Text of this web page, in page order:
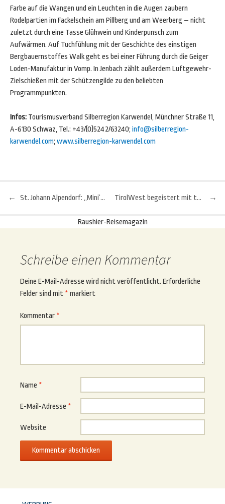
Farbe auf die Wangen und ein Leuchten in die Augen zaubern
Rodelpartien im Fackelschein am Pillberg und am Weerberg – nicht
zuletzt durch eine Tasse Glühwein und Kinderpunsch zum
Aufwärmen. Auf Tuchfühlung mit der Geschichte des einstigen
Bergbauernstoffes Walk geht es bei einer Führung durch die Geiger
Loden-Manufaktur in Vomp. In Jenbach zählt außerdem Luftgewehr-
Zielschießen mit der Schützengilde zu den beliebten
Programmpunkten.
Infos: Tourismusverband Silberregion Karwendel, Münchner Straße 11,
A-6130 Schwaz, Tel.: +43/(0)5242/63240; info@silberregion-
karwendel.com; www.silberregion-karwendel.com
Beitragsnavigation
← St. Johann Alpendorf: „Mini’s Week“ im Januar →
TirolWest begeistert mit tollen Gratis-Winterwochen für Kinder
Raushier-Reisemagazin
Schreibe einen Kommentar
Deine E-Mail-Adresse wird nicht veröffentlicht. Erforderliche
Felder sind mit * markiert
Kommentar *
Name *
E-Mail-Adresse *
Website